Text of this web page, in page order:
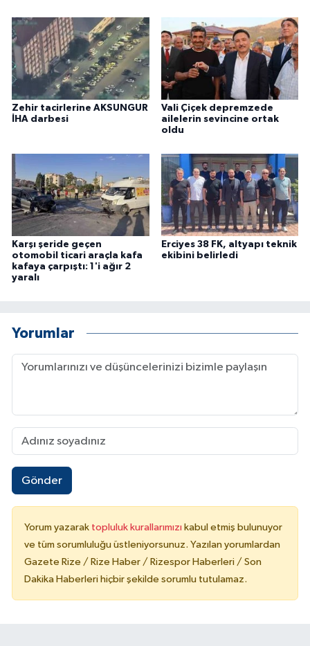
Zehir tacirlerine AKSUNGUR
İHA darbesi
Vali Çiçek depremzede
ailelerin sevincine ortak
oldu
Karşı şeride geçen
otomobil ticari araçla kafa
kafaya çarpıştı: 1'i ağır 2
yaralı
Erciyes 38 FK, altyapı teknik
ekibini belirledi
Yorumlar
Gönder
Yorum yazarak topluluk kurallarımızı kabul etmiş bulunuyor
ve tüm sorumluluğu üstleniyorsunuz. Yazılan yorumlardan
Gazete Rize / Rize Haber / Rizespor Haberleri / Son
Dakika Haberleri hiçbir şekilde sorumlu tutulamaz.
ÜLKE GÜNDEMİ
YAŞAM
YEREL